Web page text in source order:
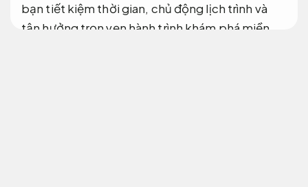
bạn tiết kiệm thời gian, chủ động lịch trình và
tận hưởng trọn vẹn hành trình khám phá miền